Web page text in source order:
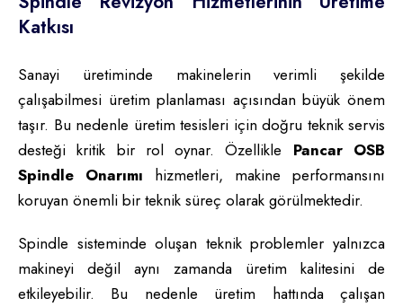
Katkısı
Sanayi üretiminde makinelerin verimli şekilde
çalışabilmesi üretim planlaması açısından büyük önem
taşır. Bu nedenle üretim tesisleri için doğru teknik servis
desteği kritik bir rol oynar. Özellikle Pancar OSB
Spindle Onarımı hizmetleri, makine performansını
koruyan önemli bir teknik süreç olarak görülmektedir.
Spindle sisteminde oluşan teknik problemler yalnızca
makineyi değil aynı zamanda üretim kalitesini de
etkileyebilir. Bu nedenle üretim hattında çalışan